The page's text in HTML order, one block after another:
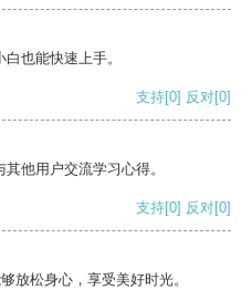
也能快速上手。
支持[0] 反对[0]
他用户交流学习心得。
支持[0] 反对[0]
放松身心，享受美好时光。